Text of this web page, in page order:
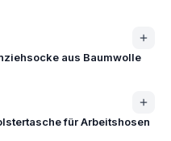
aus Baumwolle
für Arbeitshosen